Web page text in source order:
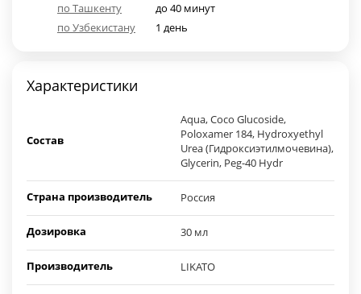
по Ташкенту
до 40 минут
по Узбекистану
1 день
Характеристики
Состав
Aqua, Coco Glucoside,
Poloxamer 184, Hydroxyethyl
Urea (Гидроксиэтилмочевина),
Glycerin, Peg-40 Hydr
Страна производитель Россия
Дозировка 30 мл
Производитель LIKATO